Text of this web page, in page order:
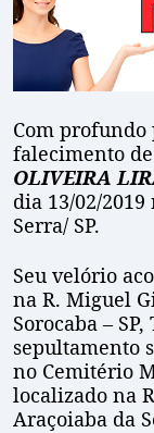
Com profundo
falecimento
OLIVEIRA
dia 13/02/
Serra/ SP.
Seu velório
na R. Miguel
Sorocaba –
sepultamento
no Cemitério
localizado na
Araçoiaba da